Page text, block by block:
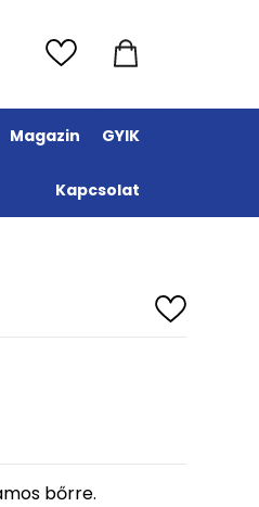
Magazin GYIK
Kapcsolat
bőrre.